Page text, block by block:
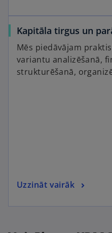
Kapitāla tirgus un
Mēs piedāvājam
variantu analizēšanā,
strukturēšanā,
Uzzināt vairāk